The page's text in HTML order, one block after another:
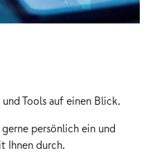
Tools auf einen Blick.
persönlich ein und
Ihnen durch.